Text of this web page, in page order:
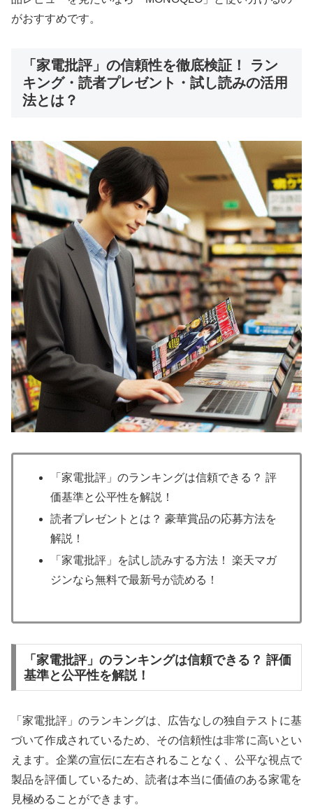
がおすすめです。
「家電批評」の信頼性を徹底検証！ ラン
キング・読者プレゼント・試し読みの活用
法とは？
「家電批評」のランキングは信頼できる？ 評
価基準と公平性を解説！
読者プレゼントとは？ 豪華賞品の応募方法を
解説！
「家電批評」を試し読みする方法！ 楽天マガ
ジンなら無料で最新号が読める！
「家電批評」のランキングは信頼できる？ 評価
基準と公平性を解説！
「家電批評」のランキングは、広告なしの独自テストに基
づいて作成されているため、その信頼性は非常に高いとい
えます。企業の宣伝に左右されることなく、公平な視点で
製品を評価しているため、読者は本当に価値のある家電を
見極めることができます。